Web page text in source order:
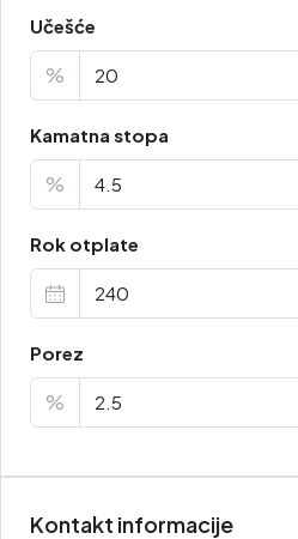
Učešće
%
Kamatna stopa
%
Rok otplate
Porez
%
Kontakt informacije